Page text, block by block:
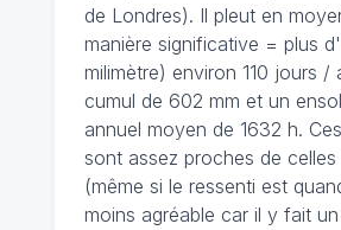
de Londres). Il pleut en
manière significative = plus
milimètre) environ 110 jours /
cumul de 602 mm et un
annuel moyen de 1632 h.
sont assez proches de celles
(même si le ressenti est
moins agréable car il y fait